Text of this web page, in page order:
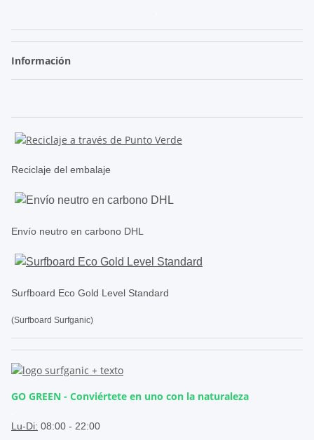
Información
Reciclaje del embalaje
Envío neutro en carbono DHL
Surfboard Eco Gold Level Standard
(Surfboard Surfganic)
GO GREEN - Conviértete en uno con la naturaleza
Lu-Di: 08:00 - 22:00